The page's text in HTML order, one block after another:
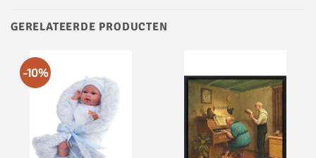
GERELATEERDE PRODUCTEN
-10%